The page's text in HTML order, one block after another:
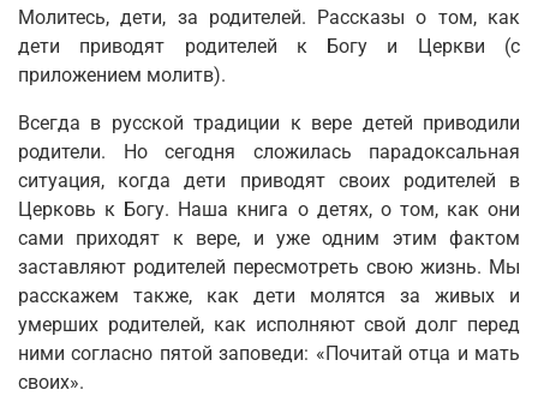
Молитесь, дети, за родителей. Рассказы о том, как
дети приводят родителей к Богу и Церкви (с
приложением молитв).
Всегда в русской традиции к вере детей приводили
родители. Но сегодня сложилась парадоксальная
ситуация, когда дети приводят своих родителей в
Церковь к Богу. Наша книга о детях, о том, как они
сами приходят к вере, и уже одним этим фактом
заставляют родителей пересмотреть свою жизнь. Мы
расскажем также, как дети молятся за живых и
умерших родителей, как исполняют свой долг перед
ними согласно пятой заповеди: «Почитай отца и мать
своих».